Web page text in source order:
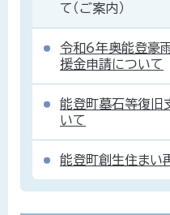
て（ご案内）
令和6年奥能登豪
援金申請について
能登町墓石等復旧
いて
能登町創生住まい